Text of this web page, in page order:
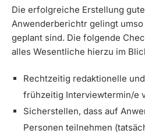
Die erfolgreiche Erstellung
Anwenderberichtr gelingt
geplant sind. Die folgende
alles Wesentliche hierzu im
Rechtzeitig redaktionelle
frühzeitig Interviewtermin/e
Sicherstellen, dass auf
Personen teilnehmen